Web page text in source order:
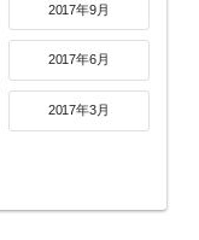
2017年9月
2017年6月
2017年3月